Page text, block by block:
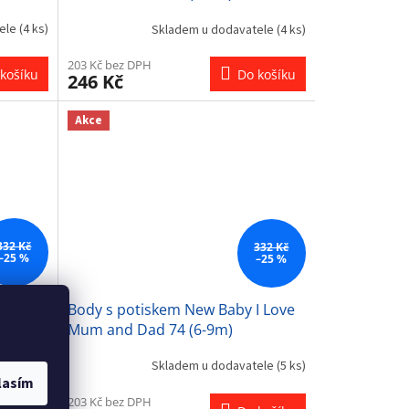
(4 ks) Skladem u dodavatele (4 ks)
203 Kč bez DPH
246 Kč Do košíku
Kč
%
(3 ks)
Akce
332 Kč
–25 %
Body s potiskem New Baby I Love
Mum and Dad 74 (6-9m)
Skladem u dodavatele (5 ks)
203 Kč bez DPH